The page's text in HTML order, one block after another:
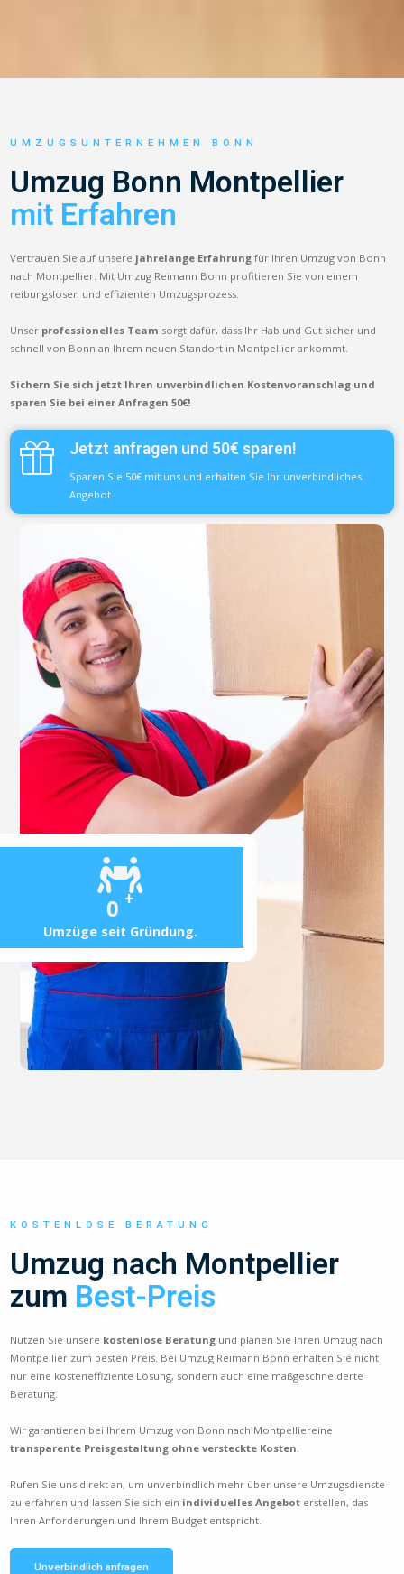
0 +
Umzüge seit Gründung.
UMZUGSUNTERNEHMEN BONN
Umzug Bonn Montpellier
mit Erfahren
Vertrauen Sie auf unsere jahrelange Erfahrung für Ihren Umzug von Bonn
nach Montpellier. Mit Umzug Reimann Bonn profitieren Sie von einem
reibungslosen und effizienten Umzugsprozess.
Unser professionelles Team sorgt dafür, dass Ihr Hab und Gut sicher und
schnell von Bonn an Ihrem neuen Standort in Montpellier ankommt.
Sichern Sie sich jetzt Ihren unverbindlichen Kostenvoranschlag und
sparen Sie bei einer Anfragen 50€!
Jetzt anfragen und 50€ sparen!
Sparen Sie 50€ mit uns und erhalten Sie Ihr unverbindliches
Angebot.
KOSTENLOSE BERATUNG
Umzug nach Montpellier
zum Best-Preis
Nutzen Sie unsere kostenlose Beratung und planen Sie Ihren Umzug nach
Montpellier zum besten Preis. Bei Umzug Reimann Bonn erhalten Sie nicht
nur eine kosteneffiziente Lösung, sondern auch eine maßgeschneiderte
Beratung.
Wir garantieren bei Ihrem Umzug von Bonn nach Montpelliereine
transparente Preisgestaltung ohne versteckte Kosten
Rufen Sie uns direkt an, um unverbindlich mehr über unsere Umzugsdienste
zu erfahren und lassen Sie sich ein individuelles Angebot erstellen, das
Ihren Anforderungen und Ihrem Budget entspricht.
Unverbindlich anfragen